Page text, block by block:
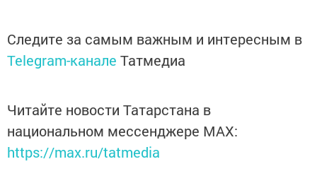
Следите за самым важным и интересным в
Telegram-канале Татмедиа
Читайте новости Татарстана в
национальном мессенджере MАХ:
https://max.ru/tatmedia